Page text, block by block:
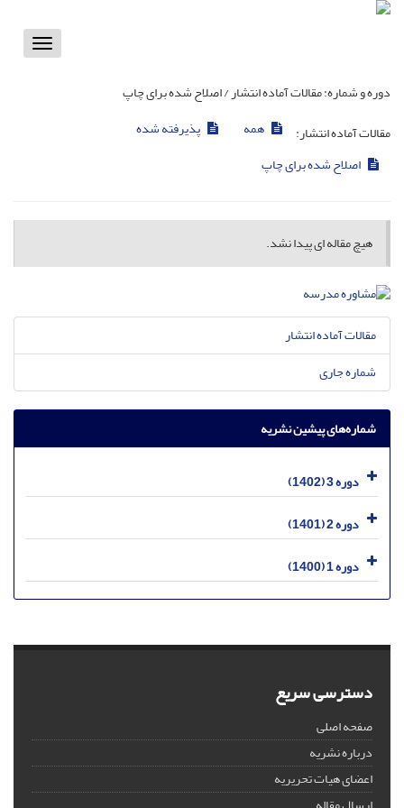
Toggle
دوره و شماره:مقالات آماده انتشار / اصلاح شده برای چاپ
مقالات آماده انتشار:
همه
پذیرفته شده
اصلاح شده برای چاپ
هیچ مقاله ای پیدا نشد.
مقالات آماده انتشار
شماره جاری
شماره‌های پیشین نشریه
دوره 3 (1402)
دوره 2 (1401)
دوره 1 (1400)
دسترسی سریع
صفحه اصلی
درباره نشریه
اعضای هیات تحریریه